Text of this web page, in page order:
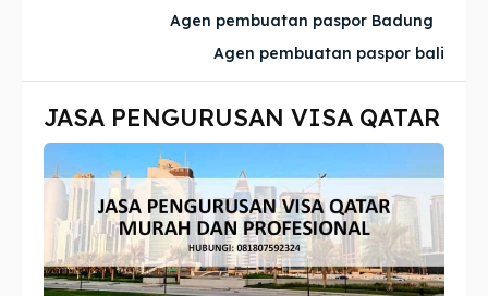
Imta
Legalisir
Apostille
Penerjemah
Imta
Legalisir
Apostille
Penerjemah
Agen pembuatan paspor Badung
Agen pembuatan paspor bali
JASA PENGURUSAN VISA QATAR